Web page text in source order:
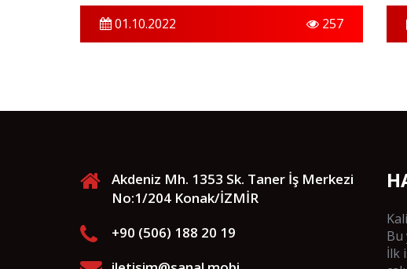
01.10.2022 257
Akdeniz Mh. 1353 Sk. Taner İş Merkezi
No:1/204 Konak/İZMİR
+90 (506) 188 20 19
Bu
İlk